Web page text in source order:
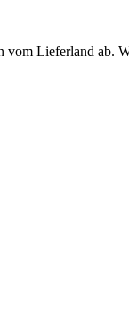
Lieferland ab.